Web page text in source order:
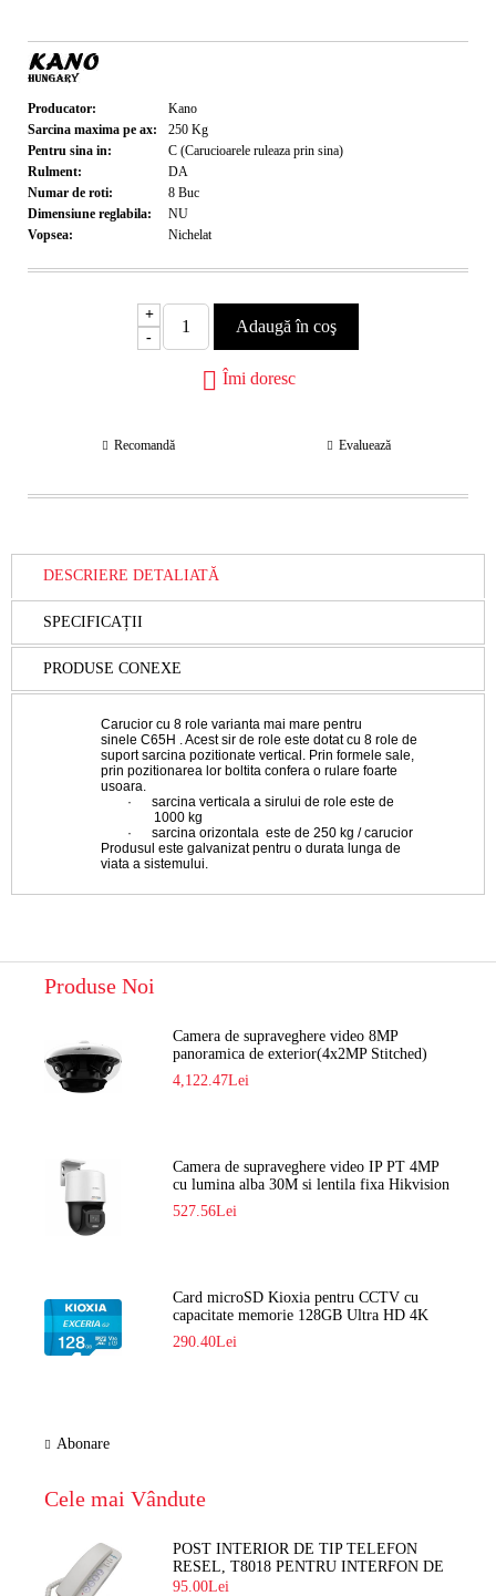
Producator:
Kano
Sarcina maxima pe ax:
250 Kg
Pentru sina in:
C (Carucioarele ruleaza prin sina)
Rulment:
DA
Numar de roti:
8 Buc
Dimensiune reglabila:
NU
Vopsea:
Nichelat
+
-
Îmi doresc
Recomandă Evaluează
DESCRIERE DETALIATĂ
SPECIFICAȚII
PRODUSE CONEXE
Carucior cu 8 role varianta mai mare pentru
sinele C65H
. Acest sir de role este dotat cu 8 role de
suport sarcina pozitionate vertical. Prin formele sale,
prin pozitionarea lor boltita confera o rulare foarte
usoara.
·
sarcina verticala a sirului de role este de
1000 kg
·
sarcina orizontala este de 250 kg / carucior
Produsul este galvanizat pentru o durata lunga de
viata a sistemului.
Produse Noi
Camera de supraveghere video 8MP
panoramica de exterior(4x2MP Stitched)
Navaio NGC-7482PR
4,122.47Lei
Camera de supraveghere video IP PT 4MP
cu lumina alba 30M si lentila fixa Hikvision
DS-2DE2C400SCG-E F1
527.56Lei
Card microSD Kioxia pentru CCTV cu
capacitate memorie 128GB Ultra HD 4K
LMEX2L128GG2
290.40Lei
Abonare
Cele mai Vândute
POST INTERIOR DE TIP TELEFON
RESEL, T8018 PENTRU INTERFON DE
BLOC
95.00Lei